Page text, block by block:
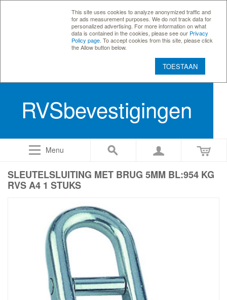
This site uses cookies to analyze anonymized traffic and
for ads measurement purposes. We do not track data for
personalized advertising. For more information on what
data is contained in the cookies, please see our Privacy
Policy page . To accept cookies from this site, please click
the Allow button below.
TOESTAAN
RVSbevestigingen
Menu
SLEUTELSLUITING MET BRUG 5MM BL:954 KG
RVS A4 1 STUKS